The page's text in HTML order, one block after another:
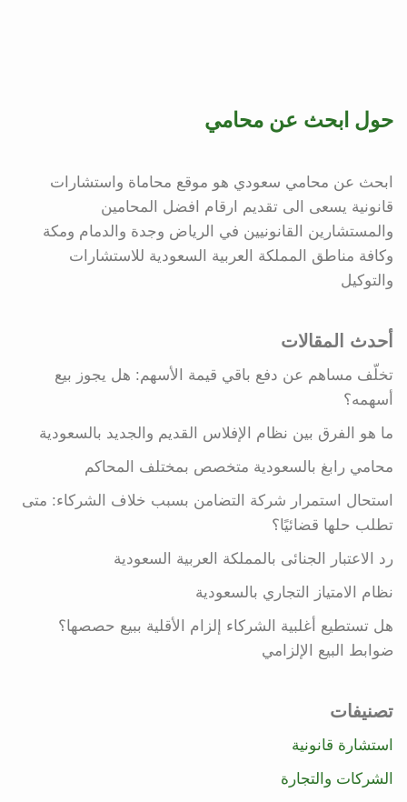
حول ابحث عن محامي
ابحث عن محامي سعودي هو موقع محاماة واستشارات
قانونية يسعى الى تقديم ارقام افضل المحامين
والمستشارين القانونيين في الرياض وجدة والدمام ومكة
وكافة مناطق المملكة العربية السعودية للاستشارات
والتوكيل
أحدث المقالات
تخلّف مساهم عن دفع باقي قيمة الأسهم: هل يجوز بيع
أسهمه؟
ما هو الفرق بين نظام الإفلاس القديم والجديد بالسعودية
محامي رابغ بالسعودية متخصص بمختلف المحاكم
استحال استمرار شركة التضامن بسبب خلاف الشركاء: متى
تطلب حلها قضائيًا؟
رد الاعتبار الجنائى بالمملكة العربية السعودية
نظام الامتياز التجاري بالسعودية
هل تستطيع أغلبية الشركاء إلزام الأقلية ببيع حصصها؟
ضوابط البيع الإلزامي
تصنيفات
استشارة قانونية
الشركات والتجارة